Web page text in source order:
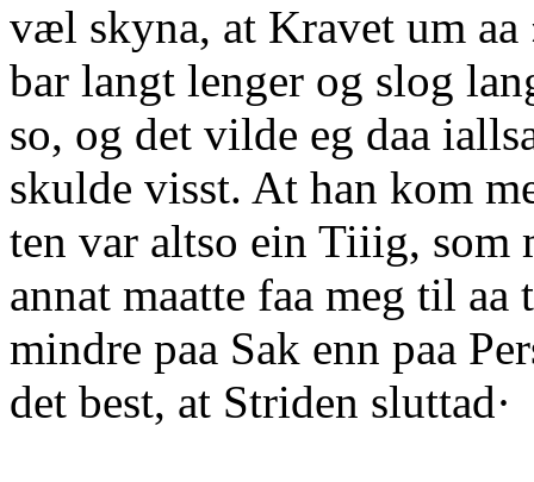
væl skyna, at Kravet um aa
bar langt lenger og slog
so, og det vilde eg daa
skulde visst. At han kom
ten var altso ein Tiiig, som
annat maatte faa meg til aa
mindre paa Sak enn paa
det best, at Striden sluttad·